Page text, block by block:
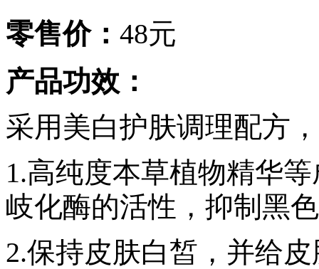
零售价： 48元
产品功效：
采用美白护肤调理配方
1.高纯度本草植物精华
岐化酶的活性，抑制黑
2.保持皮肤白皙，并给